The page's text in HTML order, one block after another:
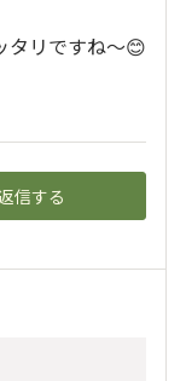
タリですね～😊
信する